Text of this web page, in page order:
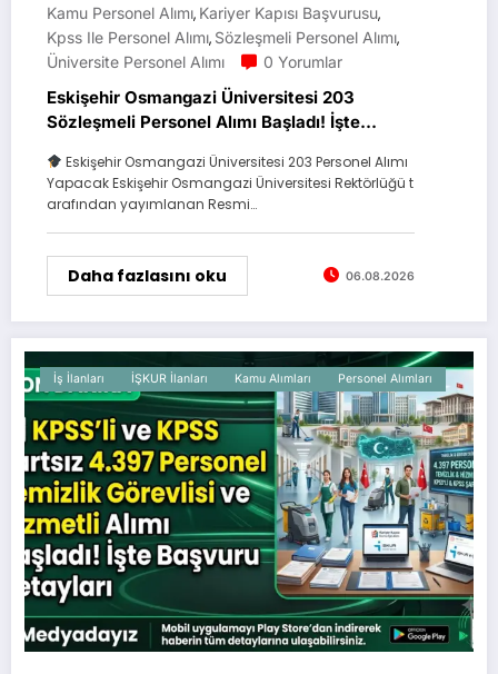
Kamu Personel Alımı, Kariyer Kapısı Başvurusu,
Kpss Ile Personel Alımı, Sözleşmeli Personel Alımı,
Üniversite Personel Alımı
0 Yorumlar
Eskişehir Osmangazi Üniversitesi 203
Sözleşmeli Personel Alımı Başladı! İşte
Eskişehir Osmangazi Üniversitesi 203 Personel Alımı
Yapacak Eskişehir Osmangazi Üniversitesi Rektörlüğü t
arafından yayımlanan Resmi…
Daha fazlasını oku 06.08.2026
İş İlanları İŞKUR İlanları Kamu Alımları Personel Alımları